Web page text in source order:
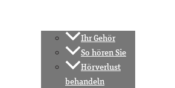
Ihr Gehör
So hören Sie
Hörverlust
behandeln